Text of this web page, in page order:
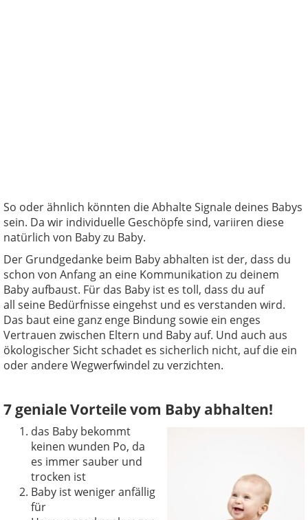
So oder ähnlich könnten die Abhalte Signale deines Babys
sein. Da wir individuelle Geschöpfe sind, variiren diese
natürlich von Baby zu Baby.
Der Grundgedanke beim Baby abhalten ist der, dass du
schon von Anfang an eine Kommunikation zu deinem
Baby aufbaust. Für das Baby ist es toll, dass du auf
all seine Bedürfnisse eingehst und es verstanden wird.
Das baut eine ganz enge Bindung sowie ein enges
Vertrauen zwischen Eltern und Baby auf. Und auch aus
ökologischer Sicht schadet es sicherlich nicht, auf die ein
oder andere Wegwerfwindel zu verzichten.
7 geniale Vorteile vom Baby abhalten!
das Baby bekommt
keinen wunden Po, da
es immer sauber und
trocken ist
Baby ist weniger anfällig
für